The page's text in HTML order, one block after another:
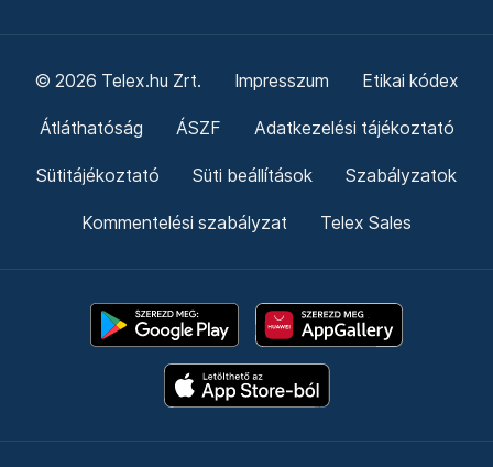
© 2026 Telex.hu Zrt. Impresszum Etikai kódex
Átláthatóság ÁSZF Adatkezelési tájékoztató
Sütitájékoztató Süti beállítások Szabályzatok
Kommentelési szabályzat Telex Sales